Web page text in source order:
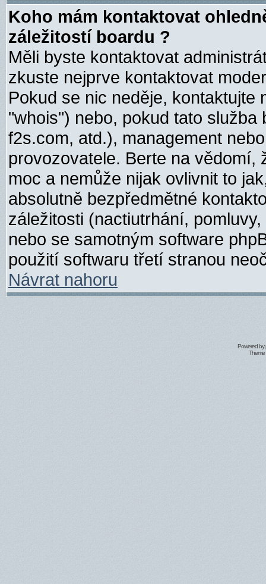
Koho mám kontaktovat
záležitostí boardu ?
Měli byste kontaktovat
zkuste nejprve kontaktovat
Pokud se nic neděje, kontaktujte
"whois") nebo, pokud tato
f2s.com, atd.), management
provozovatele. Berte na vědomí,
moc a nemůže nijak ovlivnit to
absolutně bezpředmětné
záležitosti (nactiutrhání,
nebo se samotným software
použití softwaru třetí stranou
Návrat nahoru
Powered by
Theme